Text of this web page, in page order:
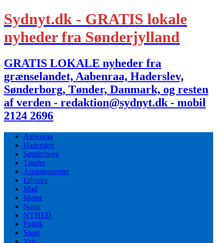
Sydnyt.dk - GRATIS lokale
nyheder fra Sønderjylland
GRATIS LOKALE nyheder fra
grænselandet, Aabenraa, Haderslev,
Sønderborg, Tønder, Danmark, og resten
af verden - redaktion@sydnyt.dk - mobil
2124 2696
Aabenraa
Haderslev
Sønderborg
Tønder
Arrangementer
Erhverv
Mad
Motor
Natur
NYHED
Politik
Sport
Vejr